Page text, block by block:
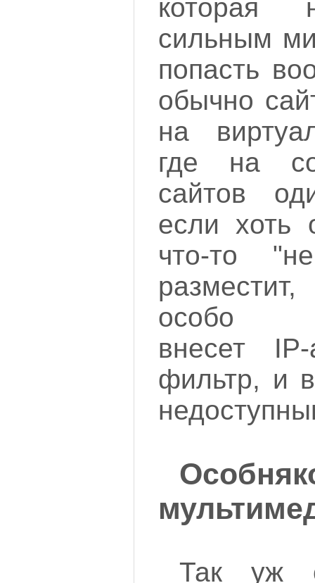
сильным
попасть
обычно
на
где на
сайтов
если хоть
что-то
особо
внесет
фильтр, и
Так уж